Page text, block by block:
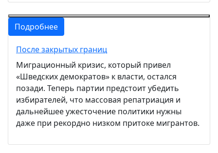
Подробнее
После закрытых границ
Миграционный кризис, который привел
«Шведских демократов» к власти, остался
позади. Теперь партии предстоит убедить
избирателей, что массовая репатриация и
дальнейшее ужесточение политики нужны
даже при рекордно низком притоке мигрантов.